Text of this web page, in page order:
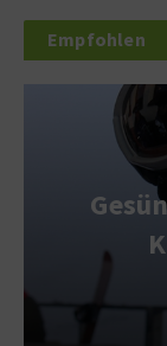
Empfohlen